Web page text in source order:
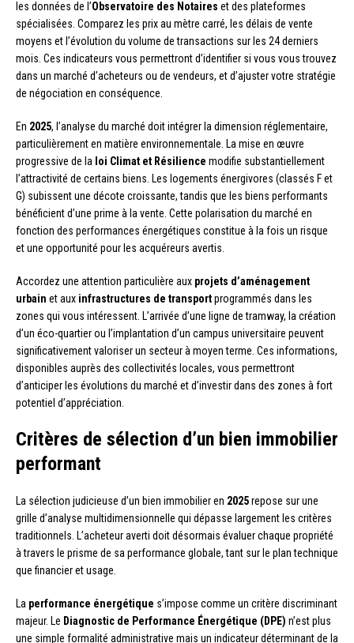
les données de l’Observatoire des Notaires et des plateformes
spécialisées. Comparez les prix au mètre carré, les délais de vente
moyens et l’évolution du volume de transactions sur les 24 derniers
mois. Ces indicateurs vous permettront d’identifier si vous vous trouvez
dans un marché d’acheteurs ou de vendeurs, et d’ajuster votre stratégie
de négociation en conséquence.
En 2025, l’analyse du marché doit intégrer la dimension réglementaire,
particulièrement en matière environnementale. La mise en œuvre
progressive de la loi Climat et Résilience modifie substantiellement
l’attractivité de certains biens. Les logements énergivores (classés F et
G) subissent une décote croissante, tandis que les biens performants
bénéficient d’une prime à la vente. Cette polarisation du marché en
fonction des performances énergétiques constitue à la fois un risque
et une opportunité pour les acquéreurs avertis.
Accordez une attention particulière aux projets d’aménagement
urbain et aux infrastructures de transportprogrammés dans les
zones qui vous intéressent. L’arrivée d’une ligne de tramway, la création
d’un éco-quartier ou l’implantation d’un campus universitaire peuvent
significativement valoriser un secteur à moyen terme. Ces informations,
disponibles auprès des collectivités locales, vous permettront
d’anticiper les évolutions du marché et d’investir dans des zones à fort
potentiel d’appréciation.
Critères de sélection d’un bien immobilier
performant
La sélection judicieuse d’un bien immobilier en 2025repose sur une
grille d’analyse multidimensionnelle qui dépasse largement les critères
traditionnels. L’acheteur averti doit désormais évaluer chaque propriété
à travers le prisme de sa performance globale, tant sur le plan technique
que financier et usage.
La performance énergétique s’impose comme un critère discriminant
majeur. Le Diagnostic de Performance Énergétique (DPE) n’est plus
une simple formalité administrative mais un indicateur déterminant de la